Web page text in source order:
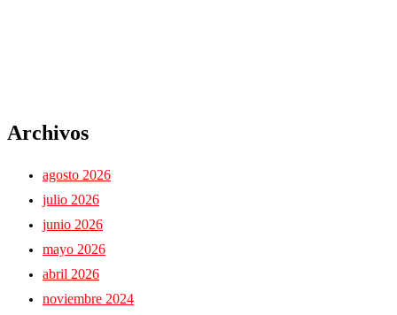
Archivos
agosto 2026
julio 2026
junio 2026
mayo 2026
abril 2026
noviembre 2024